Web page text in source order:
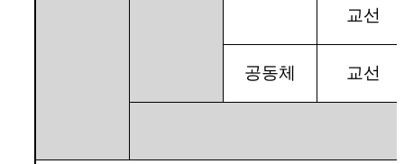
교선
공동체 교선